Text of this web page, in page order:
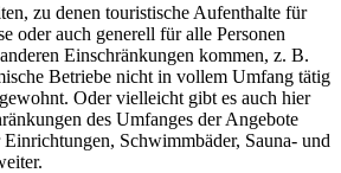
zu denen touristische Aufenthalte für
oder auch generell für alle Personen
Einschränkungen kommen, z. B.
Betriebe nicht in vollem Umfang tätig
Oder vielleicht gibt es auch hier
des Umfanges der Angebote
Schwimmbäder, Sauna- und